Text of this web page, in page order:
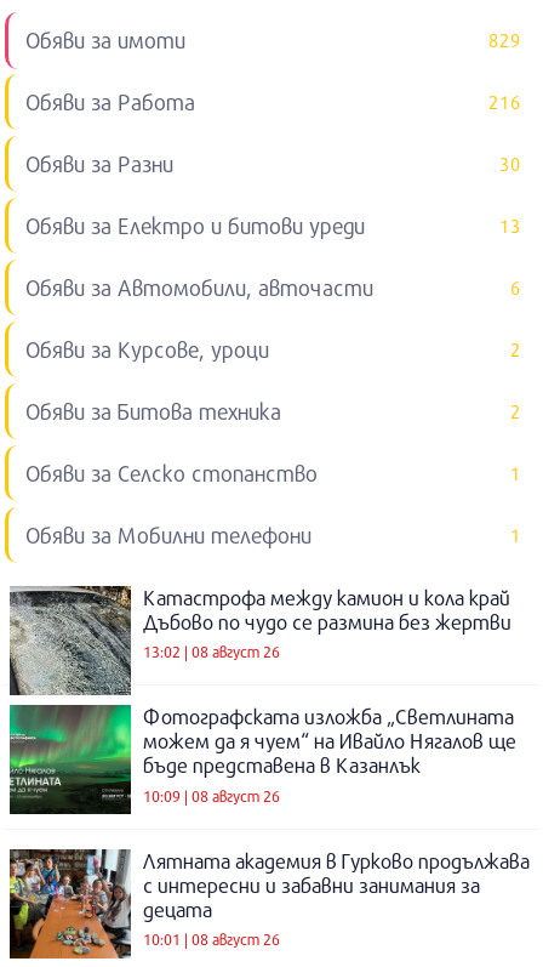
Обяви за имоти 829
Обяви за Работа 216
Обяви за Разни 30
Обяви за Електро и битови уреди 13
Обяви за Автомобили, авточасти 6
Обяви за Курсове, уроци 2
Обяви за Битова техника 2
Обяви за Селско стопанство 1
Обяви за Мобилни телефони 1
Катастрофа между камион и кола край
Дъбово по чудо се размина без жертви
13:02 | 08 август 26
Фотографската изложба „Светлината
можем да я чуем“ на Ивайло Нягалов ще
бъде представена в Казанлък
10:09 | 08 август 26
Лятната академия в Гурково продължава
с интересни и забавни занимания за
децата
10:01 | 08 август 26